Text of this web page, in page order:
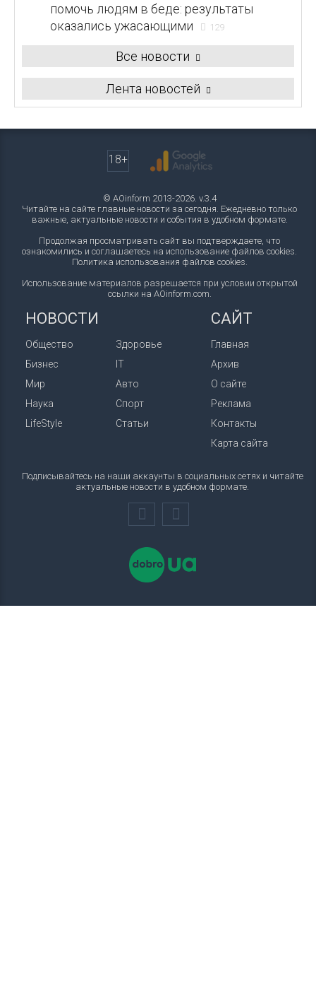
помочь людям в беде: результаты
оказались ужасающими
129
Все новости
Лента новостей
18+
© AOinform 2013-2026. v.3.4
Читайте на сайте главные новости за сегодня. Ежедневно только
важные, актуальные новости и события в удобном формате.
Продолжая просматривать сайт вы подтверждаете, что
ознакомились и соглашаетесь на использование файлов cookies.
Политика использования файлов cookies.
Использование материалов разрешается при условии открытой
ссылки на AOinform.com.
НОВОСТИ
Общество
Бизнес
Мир
Наука
LifeStyle
Здоровье
IT
Авто
Спорт
Статьи
САЙТ
Главная
Архив
О сайте
Реклама
Контакты
Карта сайта
Подписывайтесь на наши аккаунты в социальных сетях и читайте
актуальные новости в удобном формате.